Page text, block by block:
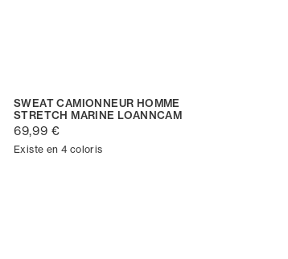
SWEAT CAMIONNEUR HOMME
STRETCH MARINE LOANNCAM
69,99 €
Existe en 4 coloris